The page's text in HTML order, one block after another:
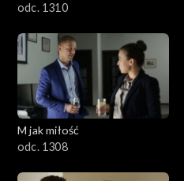
odc. 1310
M jak miłość
odc. 1308